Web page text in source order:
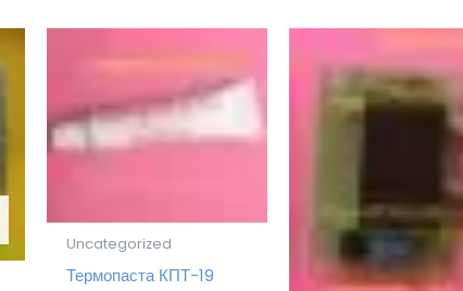
Uncategorized
Термопаста КПТ-19